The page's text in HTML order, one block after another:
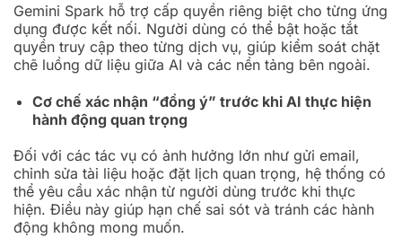
Gemini Spark hỗ trợ cấp quyền riêng biệt cho từng ứng
dụng được kết nối. Người dùng có thể bật hoặc tắt
quyền truy cập theo từng dịch vụ, giúp kiểm soát chặt
chẽ luồng dữ liệu giữa AI và các nền tảng bên ngoài.
Cơ chế xác nhận “đồng ý” trước khi AI thực hiện
hành động quan trọng
Đối với các tác vụ có ảnh hưởng lớn như gửi email,
chỉnh sửa tài liệu hoặc đặt lịch quan trọng, hệ thống có
thể yêu cầu xác nhận từ người dùng trước khi thực
hiện. Điều này giúp hạn chế sai sót và tránh các hành
động không mong muốn.